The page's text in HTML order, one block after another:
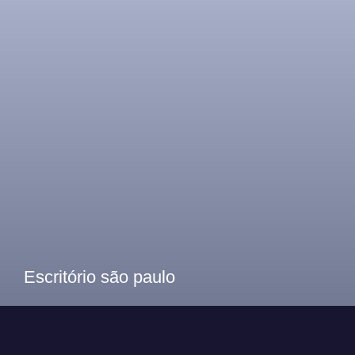
Escritório são paulo